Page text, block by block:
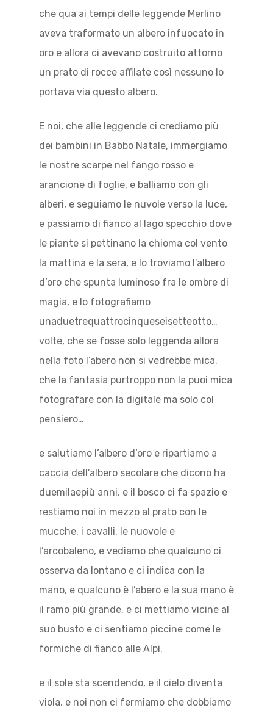
che qua ai tempi delle leggende Merlino
aveva traformato un albero infuocato in
oro e allora ci avevano costruito attorno
un prato di rocce affilate così nessuno lo
portava via questo albero.
E noi, che alle leggende ci crediamo più
dei bambini in Babbo Natale, immergiamo
le nostre scarpe nel fango rosso e
arancione di foglie, e balliamo con gli
alberi, e seguiamo le nuvole verso la luce,
e passiamo di fianco al lago specchio dove
le piante si pettinano la chioma col vento
la mattina e la sera, e lo troviamo l’albero
d’oro che spunta luminoso fra le ombre di
magia, e lo fotografiamo
unaduetrequattrocinqueseisetteotto…
volte, che se fosse solo leggenda allora
nella foto l’abero non si vedrebbe mica,
che la fantasia purtroppo non la puoi mica
fotografare con la digitale ma solo col
pensiero…
e salutiamo l’albero d’oro e ripartiamo a
caccia dell’albero secolare che dicono ha
duemilaepiù anni, e il bosco ci fa spazio e
restiamo noi in mezzo al prato con le
mucche, i cavalli, le nuovole e
l’arcobaleno, e vediamo che qualcuno ci
osserva da lontano e ci indica con la
mano, e qualcuno è l’abero e la sua mano è
il ramo più grande, e ci mettiamo vicine al
suo busto e ci sentiamo piccine come le
formiche di fianco alle Alpi.
e il sole sta scendendo, e il cielo diventa
viola, e noi non ci fermiamo che dobbiamo